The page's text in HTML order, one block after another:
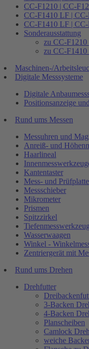
CC-F1210 | CC-
CC-F1410 LF |
CC-F1410 LF |
Sonderausstattung
zu CC-
zu CC-
Maschinen-/
Digitale Messsysteme
Digitale
Positionsanzeige
Rund ums Messen
Messuhren und
Anreiß- und
Haarlineal
Kantentaster
Mess- und Prüfplatte
Messschieber
Mikrometer
Prismen
Spitzzirkel
Wasserwaagen
Winkel -
Zentriergerät mit
Rund ums Drehen
Drehfutter
3-Backen
4-Backen
Planscheiben
Camlock
weiche